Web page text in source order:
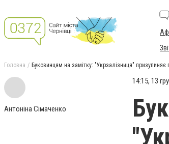
Головна Буковинцям на замітку: "Укрзалізниця" призупиняє
Антоніна Сімаченко
14:15, 13